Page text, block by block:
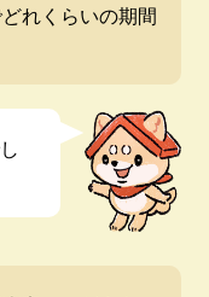
れくらいの期間